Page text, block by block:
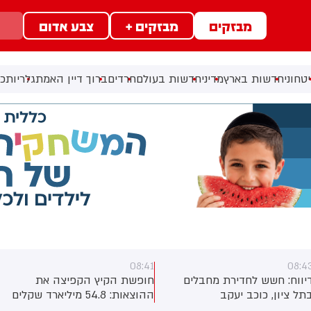
מבזקים מבזקים + צבע אדום
חדשות בארץמדיניחדשות בעולםחרדיםברוך דיין האמתגלריות
הקיץ הקפיצה את
ההוצאות: 54.8 מיליארד שקלים
08:33
וושינגטון: ועדת החקירה של
הסנאט השיגה עותק של מכשיר